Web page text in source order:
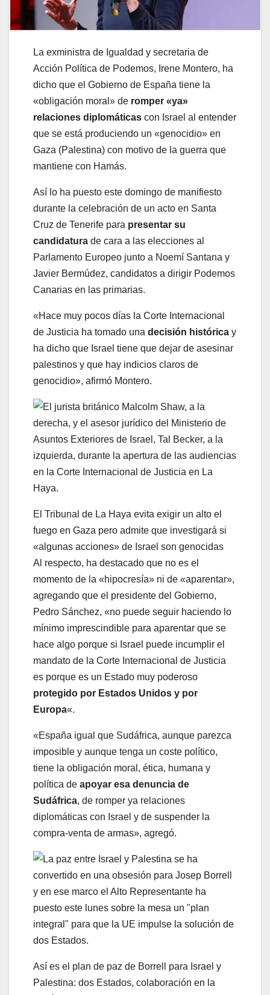
La exministra de Igualdad y secretaria de
Acción Política de Podemos, Irene Montero, ha
dicho que el Gobierno de España tiene la
«obligación moral» de romper «ya»
relaciones diplomáticas con Israel al entender
que se está produciendo un «genocidio» en
Gaza (Palestina) con motivo de la guerra que
mantiene con Hamás.
Así lo ha puesto este domingo de manifiesto
durante la celebración de un acto en Santa
Cruz de Tenerife para presentar su
candidatura de cara a las elecciones al
Parlamento Europeo junto a Noemí Santana y
Javier Bermúdez, candidatos a dirigir Podemos
Canarias en las primarias.
«Hace muy pocos días la Corte Internacional
de Justicia ha tomado una decisión histórica y
ha dicho que Israel tiene que dejar de asesinar
palestinos y que hay indicios claros de
genocidio», afirmó Montero.
El Tribunal de La Haya evita exigir un alto el
fuego en Gaza pero admite que investigará si
«algunas acciones» de Israel son genocidas
Al respecto, ha destacado que no es el
momento de la «hipocresía» ni de «aparentar»,
agregando que el presidente del Gobierno,
Pedro Sánchez, «no puede seguir haciendo lo
mínimo imprescindible para aparentar que se
hace algo porque si Israel puede incumplir el
mandato de la Corte Internacional de Justicia
es porque es un Estado muy poderoso
protegido por Estados Unidos y por
Europa«.
«España igual que Sudáfrica, aunque parezca
imposible y aunque tenga un coste político,
tiene la obligación moral, ética, humana y
política de apoyar esa denuncia de
Sudáfrica, de romper ya relaciones
diplomáticas con Israel y de suspender la
compra-venta de armas», agregó.
Así es el plan de paz de Borrell para Israel y
Palestina: dos Estados, colaboración en la